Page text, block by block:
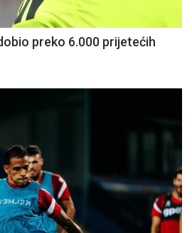
preko 6.000 prijetećih